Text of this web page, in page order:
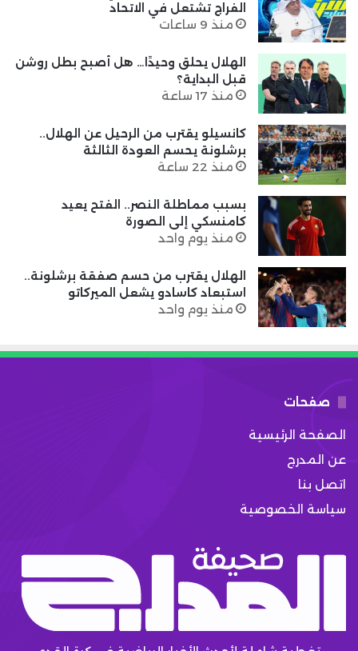
الفراج تشتعل في الاتحاد
منذ 9 ساعات
الهلال يحلق وحيدًا… هل أصبح بطل روشن
قبل البداية؟
منذ 17 ساعة
كانسيلو يقترب من الرحيل عن الهلال..
برشلونة يحسم العودة الثالثة
منذ 22 ساعة
بسبب مماطلة النصر.. الفتح يعيد
كامنسكي إلى الصورة
منذ يوم واحد
الهلال يقترب من حسم صفقة برشلونة..
استبعاد كاسادو يشعل الميركاتو
منذ يوم واحد
صفحات
الصفحة الرئيسية
عن المدرج
اتصل بنا
سياسة الخصوصية